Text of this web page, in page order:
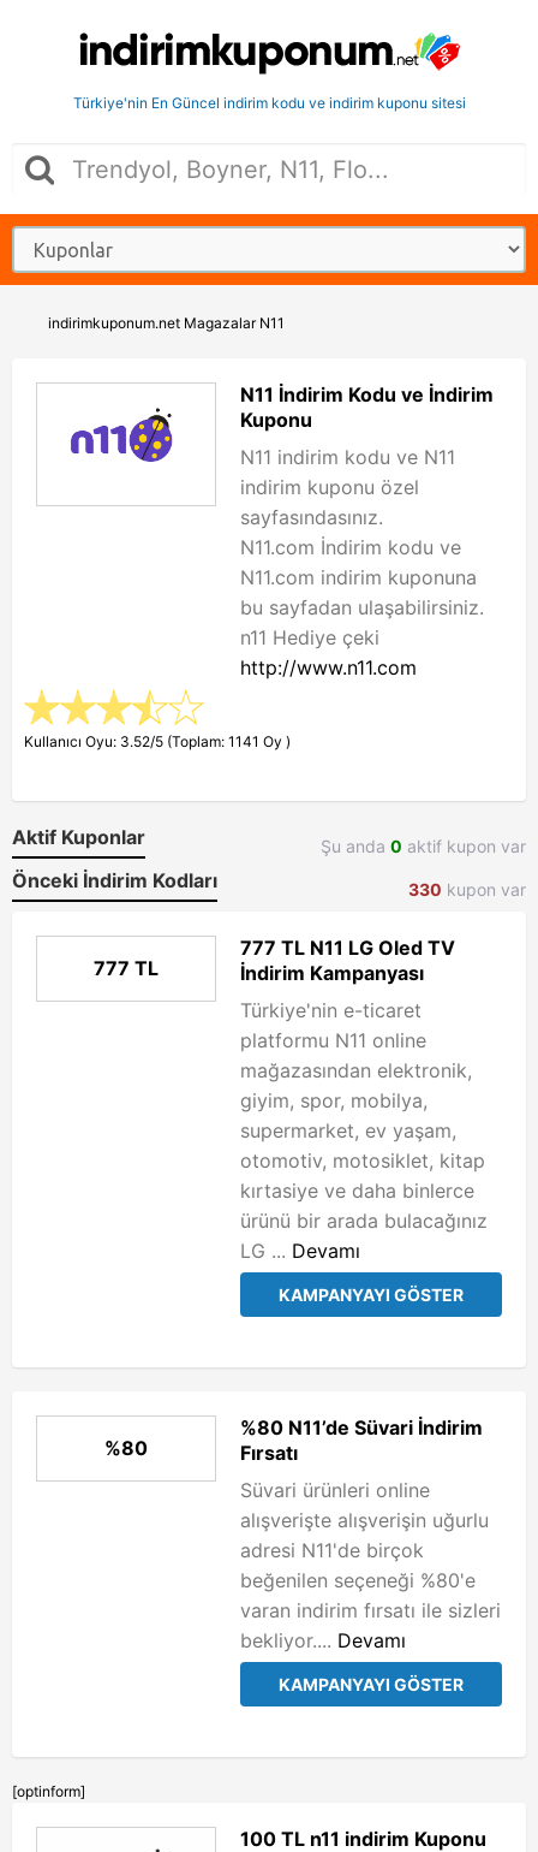
Türkiye'nin En Güncel indirim kodu ve indirim kuponu sitesi
indirimkuponum.net Magazalar N11
N11 İndirim Kodu ve İndirim
Kuponu
N11 indirim kodu ve N11
indirim kuponu özel
sayfasındasınız.
N11.com İndirim kodu ve
N11.com indirim kuponuna
bu sayfadan ulaşabilirsiniz.
n11 Hediye çeki
http://www.n11.com
Kullanıcı Oyu: 3.52/5 (Toplam: 1141 Oy )
Aktif Kuponlar Şu anda 0 aktif kupon var
Önceki İndirim Kodları 330 kupon var
777 TL
777 TL N11 LG Oled TV
İndirim Kampanyası
Türkiye'nin e-ticaret
platformu N11 online
mağazasından elektronik,
giyim, spor, mobilya,
supermarket, ev yaşam,
otomotiv, motosiklet, kitap
kırtasiye ve daha binlerce
ürünü bir arada bulacağınız
LG ... Devamı
KAMPANYAYI GÖSTER
%80
%80 N11’de Süvari İndirim
Fırsatı
Süvari ürünleri online
alışverişte alışverişin uğurlu
adresi N11'de birçok
beğenilen seçeneği %80'e
varan indirim fırsatı ile sizleri
bekliyor.... Devamı
KAMPANYAYI GÖSTER
[optinform]
100 TL n11 indirim Kuponu